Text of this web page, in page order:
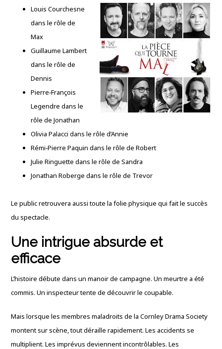
Louis Courchesne
dans le rôle de
Max
Guillaume Lambert
dans le rôle de
Dennis
Pierre‑François
Legendre dans le
rôle de Jonathan
Olivia Palacci dans le rôle d’Annie
Rémi‑Pierre Paquin dans le rôle de Robert
Julie Ringuette dans le rôle de Sandra
Jonathan Roberge dans le rôle de Trevor
Le public retrouvera aussi toute la folie physique qui fait le succès
du spectacle.
Une intrigue absurde et
efficace
L’histoire débute dans un manoir de campagne. Un meurtre a été
commis. Un inspecteur tente de découvrir le coupable.
Mais lorsque les membres maladroits de la Cornley Drama Society
montent sur scène, tout déraille rapidement. Les accidents se
multiplient. Les imprévus deviennent incontrôlables. Les